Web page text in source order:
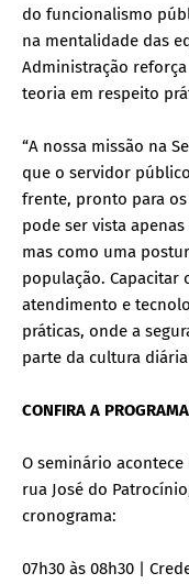
do funcionalismo
na mentalidade das
Administração
teoria em respeito
“A nossa missão na
que o servidor
frente, pronto para os
pode ser vista
mas como uma
população. Capacitar
atendimento e
práticas, onde a
parte da cultura diária
CONFIRA A
O seminário
rua José do
cronograma:
07h30 às 08h30 |